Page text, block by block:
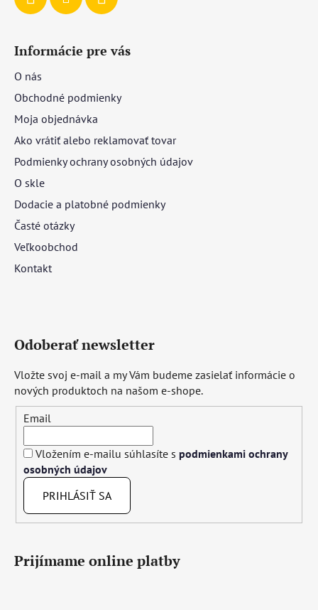
Informácie pre vás
O nás
Obchodné podmienky
Moja objednávka
Ako vrátiť alebo reklamovať tovar
Podmienky ochrany osobných údajov
O skle
Dodacie a platobné podmienky
Časté otázky
Veľkoobchod
Kontakt
Odoberať newsletter
Vložte svoj e-mail a my Vám budeme zasielať informácie o
nových produktoch na našom e-shope.
Email
Vložením e-mailu súhlasíte s podmienkami ochrany
osobných údajov
PRIHLÁSIŤ SA
Prijímame online platby